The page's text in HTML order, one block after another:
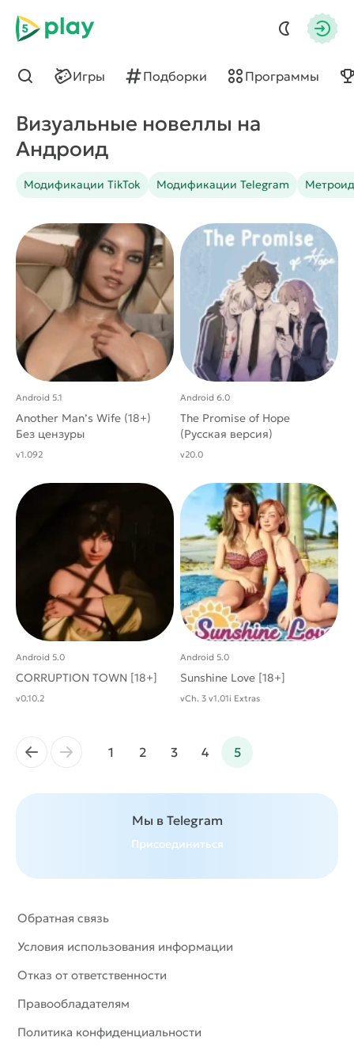
5play
Игры Подборки Программы
Найти
Визуальные новеллы на
Андроид
Модификации TikTok Модификации Telegram
Another Man’s Wife (18+)
Без цензуры
Android 5.1
v1.092
The Promise of Hope
(Русская версия)
Android 6.0
v20.0
CORRUPTION TOWN [18+]
Android 5.0
v0.10.2
Sunshine Love [18+]
Android 5.0
vCh. 3 v1.01i Extras
← → 1 2 3 4 5
Мы в Telegram
Присоединиться
Обратная связь
Условия использования информации
Отказ от ответственности
Правообладателям
Политика конфиденциальности